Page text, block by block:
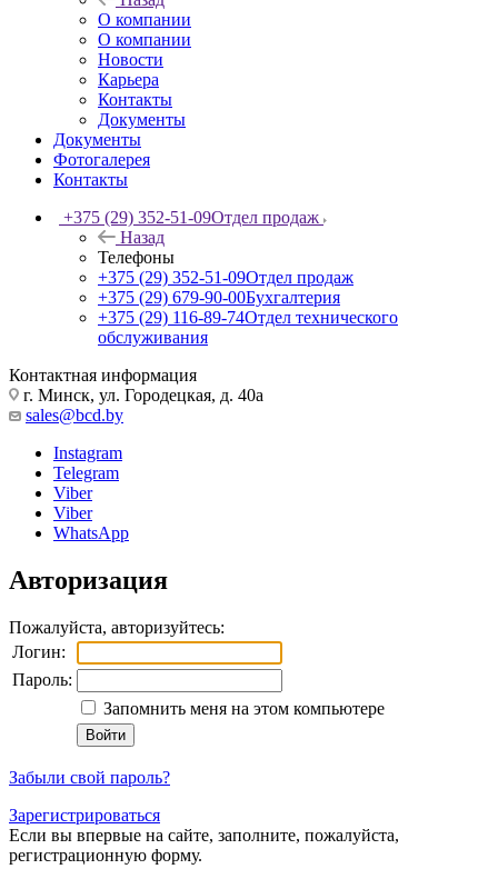
О компании
О компании
Новости
Карьера
Контакты
Документы
Документы
Фотогалерея
Контакты
+375 (29) 352-51-09Отдел продаж
Назад
Телефоны
+375 (29) 352-51-09Отдел продаж
+375 (29) 679-90-00Бухгалтерия
+375 (29) 116-89-74Отдел технического
обслуживания
Контактная информация
г. Минск, ул. Городецкая, д. 40а
sales@bcd.by
Instagram
Telegram
Viber
Viber
WhatsApp
Авторизация
Пожалуйста, авторизуйтесь:
Логин:
Пароль:
Запомнить меня на этом компьютере
Забыли свой пароль?
Зарегистрироваться
Если вы впервые на сайте, заполните, пожалуйста,
регистрационную форму.